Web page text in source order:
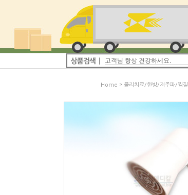
Home > 물리치료/한방/저주파/찜질